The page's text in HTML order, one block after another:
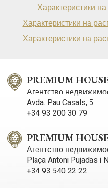
Характеристики
Характеристики на
Характеристики на
PREMIUM
Агентство
Avda. Pau Casals, 5
+34 93 200 30 79
PREMIUM
Агентство
Plaça Antoni Pujadas i
+34 93 540 22 22